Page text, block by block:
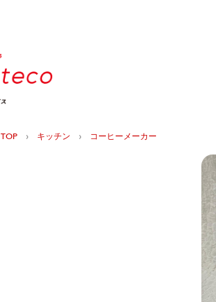
TOP › キッチン › コーヒーメーカー